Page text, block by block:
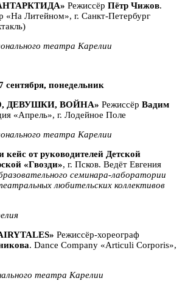
Режиссёр Пётр Чижов.
«На Литейном», г. Санкт-Петербург
театра Карелии
сентября, понедельник
ДЕВУШКИ, ВОЙНА» Режиссёр Вадим
«Апрель», г. Лодейное Поле
театра Карелии
кейс от руководителей Детской
«Гвозди», г. Псков. Ведёт Евгения
семинара-лаборатории
любительских коллективов
Режиссёр-хореограф
. Dance Company «Articuli Corporis»,
театра Карелии